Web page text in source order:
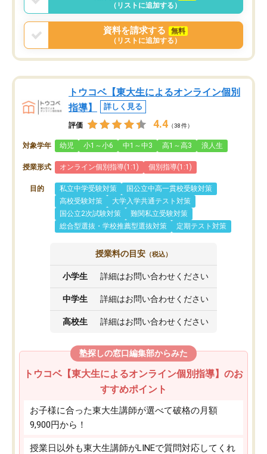
（リストに追加する）
資料を請求する
無料
（リストに追加する）
トウコベ【東大生によるオンライン個別
指導】
詳しく見る
評価 4.4 （38件）
対象学年 幼児 小1～小6 中1～中3 高1～高3 浪人生
授業形式 オンライン個別指導(1:1) 個別指導(1:1)
目的 私立中学受験対策
国公立中高一貫校受験対策
高校受験対策
大学入学共通テスト対策
国公立2次試験対策
難関私立受験対策
総合型選抜・学校推薦型選抜対策
定期テスト対策
授業料の目安 （税込）
小学生 詳細はお問い合わせください
中学生 詳細はお問い合わせください
高校生 詳細はお問い合わせください
塾探しの窓口編集部からみた
トウコベ【東大生によるオンライン個別指導】のお
すすめポイント
お子様に合った東大生講師が選べて破格の月額
9,900円から！
授業日以外も東大生講師がLINEで質問対応してくれ